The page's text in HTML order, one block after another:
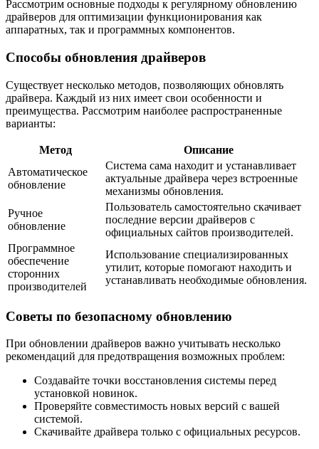
Рассмотрим основные подходы к регулярному обновлению
драйверов для оптимизации функционирования как
аппаратных, так и программных компонентов.
Способы обновления драйверов
Существует несколько методов, позволяющих обновлять
драйвера. Каждый из них имеет свои особенности и
преимущества. Рассмотрим наиболее распространенные
варианты:
Метод
Описание
Автоматическое
обновление
Система сама находит и устанавливает
актуальные драйвера через встроенные
механизмы обновления.
Ручное
обновление
Пользователь самостоятельно скачивает
последние версии драйверов с
официальных сайтов производителей.
Программное
обеспечение
сторонних
производителей
Использование специализированных
утилит, которые помогают находить и
устанавливать необходимые обновления.
Советы по безопасному обновлению
При обновлении драйверов важно учитывать несколько
рекомендаций для предотвращения возможных проблем:
Создавайте точки восстановления системы перед
установкой новинок.
Проверяйте совместимость новых версий с вашей
системой.
Скачивайте драйвера только с официальных ресурсов.